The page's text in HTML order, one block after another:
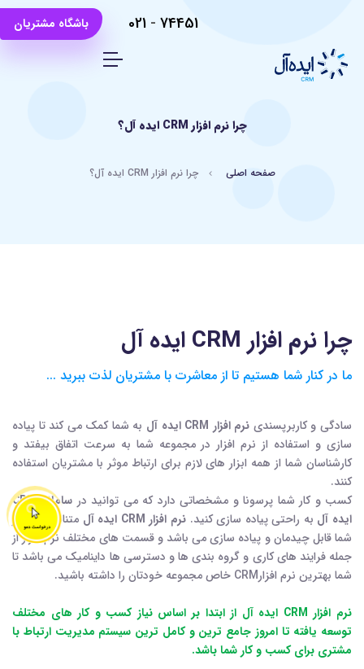
باشگاه مشتریان 74451
-
021
چرا نرم افزار CRM ایده آل؟
صفحه اصلی چرا نرم افزار CRM ایده آل؟
چرا نرم افزار CRM ایده آل
ما در کنار شما هستیم تا از معاشرت با مشتریان لذت ببرید ...
سادگی و کاربرپسندی نرم افزار CRM ایده آل
به شما کمک می کند تا پیاده
سازی و استفاده از نرم افزار در مجموعه شما به سرعت اتفاق بیفتد و
کارشناسان شما از همه ابزار های لازم برای ارتباط موثر با مشتریان استفاده
کنند.
کسب و کار شما پرسونا و مشخصاتی دارد که می توانید در
سامانه CRM
ایده آل به راحتی پیاده سازی کنید. نرم افزار CRM ایده آل
متناسب با نیاز
شما قابل چیدمان و پیاده سازی می باشد و قسمت های مختلف نرم افزار از
جمله فرایند های کاری و گروه بندی ها و دسترسی ها داینامیک می باشد تا
شما بهترین نرم افزارCRM خاص مجموعه خودتان را داشته باشید.
نرم افزار CRM ایده آل از ابتدا بر اساس نیاز کسب و کار های مختلف
توسعه یافته تا امروز جامع ترین و کامل ترین سیستم مدیریت ارتباط با
مشتری برای کسب و کار شما باشد.